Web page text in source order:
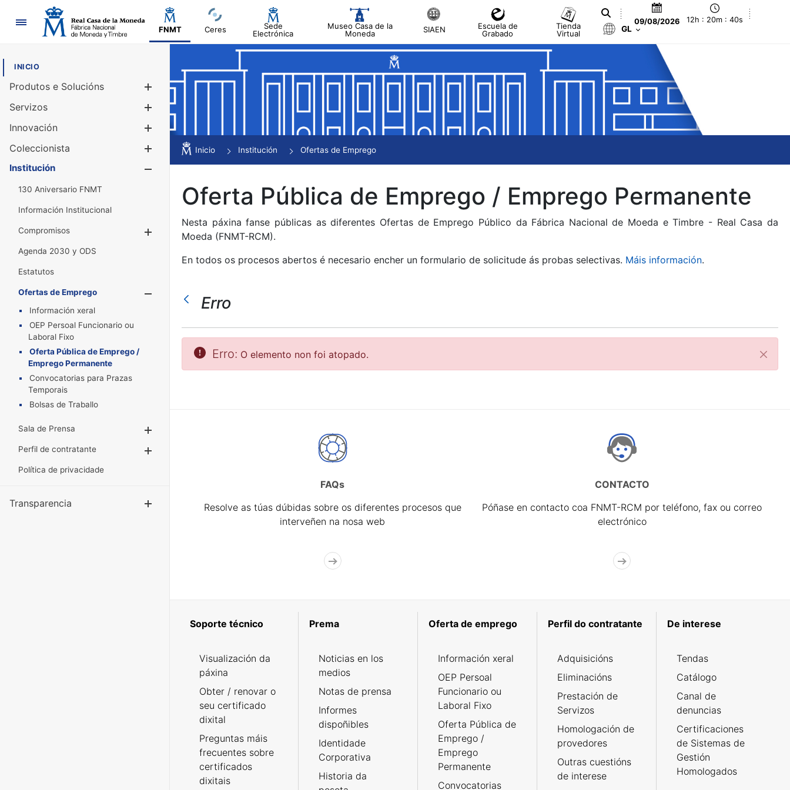
Navegación
FNMT Ceres
Sede
Electrónica
Museo Casa de la
Moneda
SIAEN
Escuela de
Grabado
Tienda
Virtual
09/08/2026 12h : 20m : 40s
GL
INICIO
Produtos e Solucións
Mostrar/Ocultar
Servizos
Innovación
Coleccionista
Mostrar/Ocultar
Institución
130 Aniversario FNMT
Información Institucional
Compromisos
Mostrar/Ocultar
Agenda 2030 y ODS
Estatutos
Ofertas de Emprego
Información xeral
OEP Persoal Funcionario ou
Laboral Fixo
Oferta Pública de Emprego /
Emprego Permanente
Convocatorias para Prazas
Temporais
Bolsas de Traballo
Sala de Prensa
Perfil de contratante
Política de privacidade
Transparencia Mostrar/Ocultar
Inicio Institución Ofertas de Emprego
Oferta Pública de Emprego / Emprego Permanente
Nesta páxina fanse públicas as diferentes Ofertas de Emprego Público da Fábrica Nacional de Moeda e Timbre - Real Casa da
Moeda (FNMT-RCM).
En todos os procesos abertos é necesario encher un formulario de solicitude ás probas selectivas. Máis información.
Erro
Erro: O elemento non foi atopado.
FAQs
Resolve as túas dúbidas sobre os diferentes procesos que
interveñen na nosa web
CONTACTO
Póñase en contacto coa FNMT-RCM por teléfono, fax ou correo
electrónico
Soporte técnico
Visualización da
páxina
Obter / renovar o
seu certificado
dixital
Preguntas máis
frecuentes sobre
certificados
dixitais
Prema
Noticias en los
medios
Notas de prensa
Informes
dispoñibles
Identidade
Corporativa
Historia da
Oferta de emprego
Información xeral
OEP Persoal
Funcionario ou
Laboral Fixo
Oferta Pública de
Emprego /
Emprego
Permanente
Convocatorias
Perfil do contratante
Adquisicións
Eliminacións
Prestación de
Servizos
Homologación de
provedores
Outras cuestións
de interese
De interese
Tendas
Catálogo
Canal de
denuncias
Certificaciones
de Sistemas de
Gestión
Homologados